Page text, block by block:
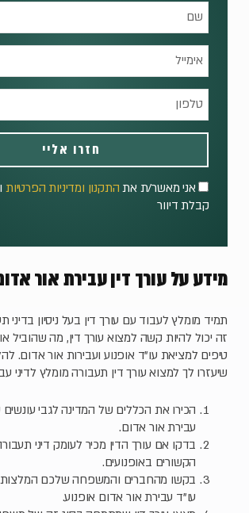
אני מאשר/ת את התקנון ומדיניות הפרטיות
קבלת דיוור
חזרו אליי
מידע על עורך דין עבירת אור
תמיד מומלץ לעבוד עם עורך דין בעל ניסיון
זה יכול להיות קשה למצוא עורך דין, מה שהוביל
טיפים למציאת עו"ד אופנוע ועבירות אור אדום.
שיעזרו לך למצוא עורך דין תעבורה מומלץ לדיני
הכירו את הכללים של המדינה לגבי
עבירת אור אדום.
בדקו אם עורך הדין מכיר לעומק דיני
הקשורים באופנועים.
בקשו מהחברים והמשפחה שלכם המלצות
עו"ד עבירת אור אדום אופנוע.